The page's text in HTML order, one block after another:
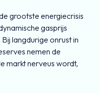
grootste energiecrisis
gasprijs
langdurige onrust in
nemen de
markt nerveus wordt,